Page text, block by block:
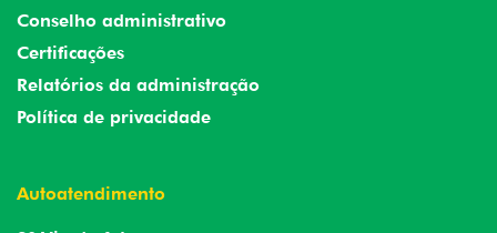
Conselho administrativo
Certificações
Relatórios da administração
Política de privacidade
Autoatendimento